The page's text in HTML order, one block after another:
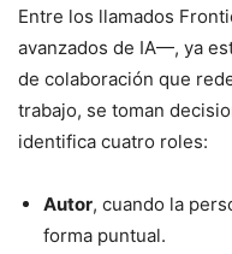
Entre los llamados
avanzados de IA—, ya
de colaboración que
trabajo, se toman
identifica cuatro roles:
Autor, cuando la
forma puntual.